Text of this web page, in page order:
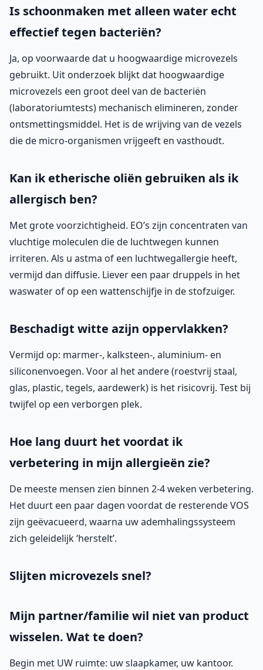
Is schoonmaken met alleen water echt
effectief tegen bacteriën?
Ja, op voorwaarde dat u hoogwaardige microvezels
gebruikt. Uit onderzoek blijkt dat hoogwaardige
microvezels een groot deel van de bacteriën
(laboratoriumtests) mechanisch elimineren, zonder
ontsmettingsmiddel. Het is de wrijving van de vezels
die de micro-organismen vrijgeeft en vasthoudt.
Kan ik etherische oliën gebruiken als ik
allergisch ben?
Met grote voorzichtigheid. EO’s zijn concentraten van
vluchtige moleculen die de luchtwegen kunnen
irriteren. Als u astma of een luchtwegallergie heeft,
vermijd dan diffusie. Liever een paar druppels in het
waswater of op een wattenschijfje in de stofzuiger.
Beschadigt witte azijn oppervlakken?
Vermijd op: marmer-, kalksteen-, aluminium- en
siliconenvoegen. Voor al het andere (roestvrij staal,
glas, plastic, tegels, aardewerk) is het risicovrij. Test bij
twijfel op een verborgen plek.
Hoe lang duurt het voordat ik
verbetering in mijn allergieën zie?
De meeste mensen zien binnen 2-4 weken verbetering.
Het duurt een paar dagen voordat de resterende VOS
zijn geëvacueerd, waarna uw ademhalingssysteem
zich geleidelijk ‘herstelt’.
Slijten microvezels snel?
Mijn partner/familie wil niet van product
wisselen. Wat te doen?
Begin met UW ruimte: uw slaapkamer, uw kantoor.